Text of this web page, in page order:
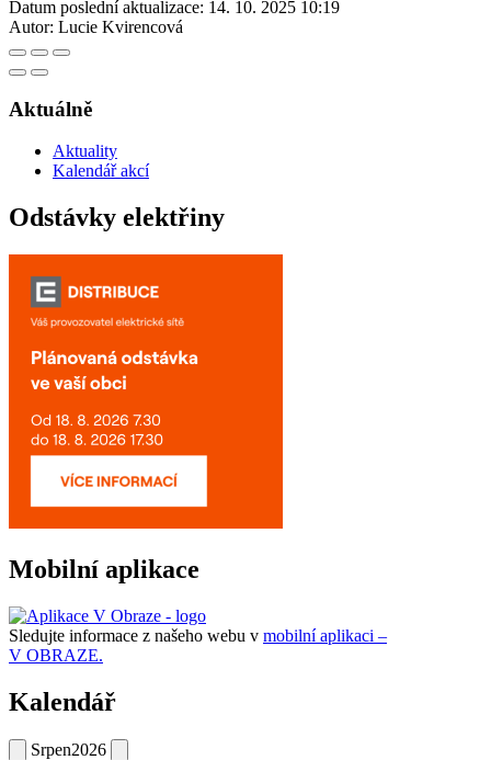
Datum poslední aktualizace: 14. 10. 2025 10:19
Autor: Lucie Kvirencová
Aktuálně
Aktuality
Kalendář akcí
Odstávky elektřiny
Mobilní aplikace
Sledujte informace z našeho webu v mobilní aplikaci –
V OBRAZE.
Kalendář
Srpen2026